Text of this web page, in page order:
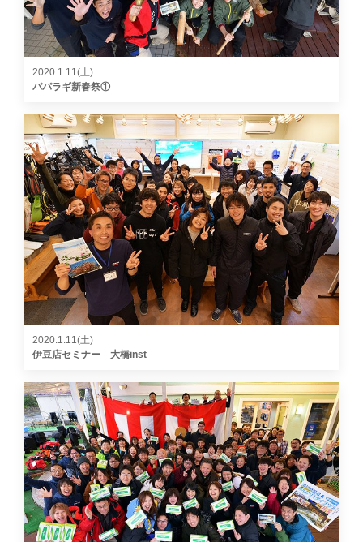
2020.1.11(土)
パパラギ新春祭①
2020.1.11(土)
伊豆店セミナー 大橋inst